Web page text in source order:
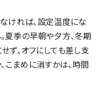
ければ、設定温度にな
夏季の早朝や夕方、冬期
ず、オフにしても差し支
こまめに消すかは、時間